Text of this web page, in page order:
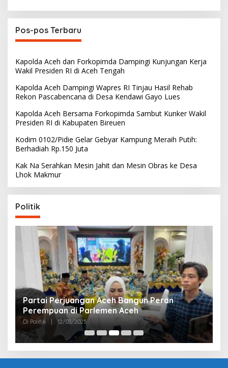
Pos-pos Terbaru
Kapolda Aceh dan Forkopimda Dampingi Kunjungan Kerja
Wakil Presiden RI di Aceh Tengah
Kapolda Aceh Dampingi Wapres RI Tinjau Hasil Rehab
Rekon Pascabencana di Desa Kendawi Gayo Lues
Kapolda Aceh Bersama Forkopimda Sambut Kunker Wakil
Presiden RI di Kabupaten Bireuen
Kodim 0102/Pidie Gelar Gebyar Kampung Meraih Putih:
Berhadiah Rp.150 Juta
Kak Na Serahkan Mesin Jahit dan Mesin Obras ke Desa
Lhok Makmur
Politik
Partai Perjuangan Aceh Bangun Peran
Perempuan di Parlemen Aceh
Di Politik 12/03/2025